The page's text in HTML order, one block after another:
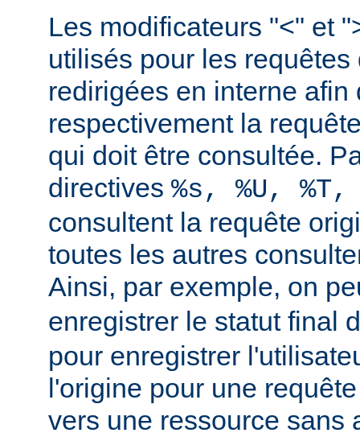
Les modificateurs "<" et
utilisés pour les requêtes
redirigées en interne afin
respectivement la
qui doit être consultée.
directives %s, %U, %T,
consultent la requête
toutes les autres
Ainsi, par exemple, on
enregistrer le statut final
pour enregistrer
l'origine pour une
vers une ressource sans